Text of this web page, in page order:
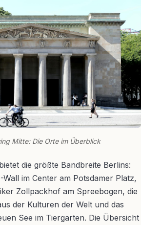
Mitte: Die Orte im Überblick
die größte Bandbreite Berlins:
im Center am Potsdamer Platz,
Zollpackhof am Spreebogen, die
der Kulturen der Welt und das
See im Tiergarten. Die Übersicht